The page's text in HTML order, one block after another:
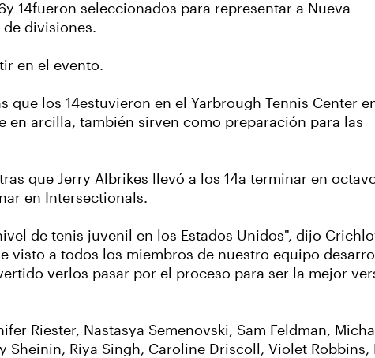
14fueron seleccionados para representar a Nueva
de divisiones.
en el evento.
que los 14estuvieron en el Yarbrough Tennis Center
en arcilla, también sirven como preparación para las
que Jerry Albrikes llevó a los 14a terminar en
en Intersectionals.
de tenis juvenil en los Estados Unidos", dijo
visto a todos los miembros de nuestro equipo
verlos pasar por el proceso para ser la mejor
Riester, Nastasya Semenovski, Sam Feldman,
Sheinin, Riya Singh, Caroline Driscoll, Violet Robbins,